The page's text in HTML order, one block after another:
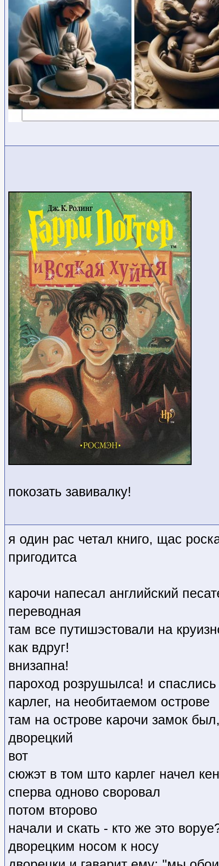
покозать завивалку!
я один рас четал книго, щас
пригодитса
карочи напесал английский
переводная
там все путишэстовали на
как вдруг!
внизапна!
пароход розрушылса! и спаслись
карлег, на необитаемом острове
там на острове карочи замок
дворецкий
вот
сюжэт в том што карлег начел
сперва одново своровал
потом второво
начали и скать - кто же это
дворецким носом к носу